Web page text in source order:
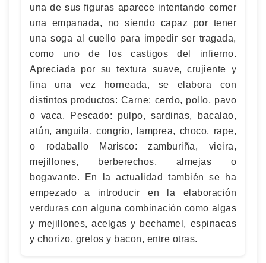
una de sus figuras aparece intentando comer
una empanada, no siendo capaz por tener
una soga al cuello para impedir ser tragada,
como uno de los castigos del infierno.
Apreciada por su textura suave, crujiente y
fina una vez horneada, se elabora con
distintos productos: Carne: cerdo, pollo, pavo
o vaca. Pescado: pulpo, sardinas, bacalao,
atún, anguila, congrio, lamprea, choco, rape,
o rodaballo Marisco: zamburiña, vieira,
mejillones, berberechos, almejas o
bogavante. En la actualidad también se ha
empezado a introducir en la elaboración
verduras con alguna combinación como algas
y mejillones, acelgas y bechamel, espinacas
y chorizo, grelos y bacon, entre otras.